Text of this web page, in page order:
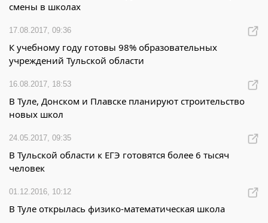
смены в школах
17.08.2017, 09:36
К учебному году готовы 98% образовательных
учреждений Тульской области
16.08.2017, 18:53
В Туле, Донском и Плавске планируют строительство
новых школ
24.05.2017, 09:35
В Тульской области к ЕГЭ готовятся более 6 тысяч
человек
01.12.2016, 10:12
В Туле открылась физико-математическая школа